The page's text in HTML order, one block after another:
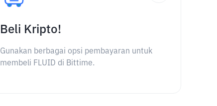
Beli Kripto!
Gunakan berbagai opsi pembayaran untuk
membeli FLUID di Bittime.